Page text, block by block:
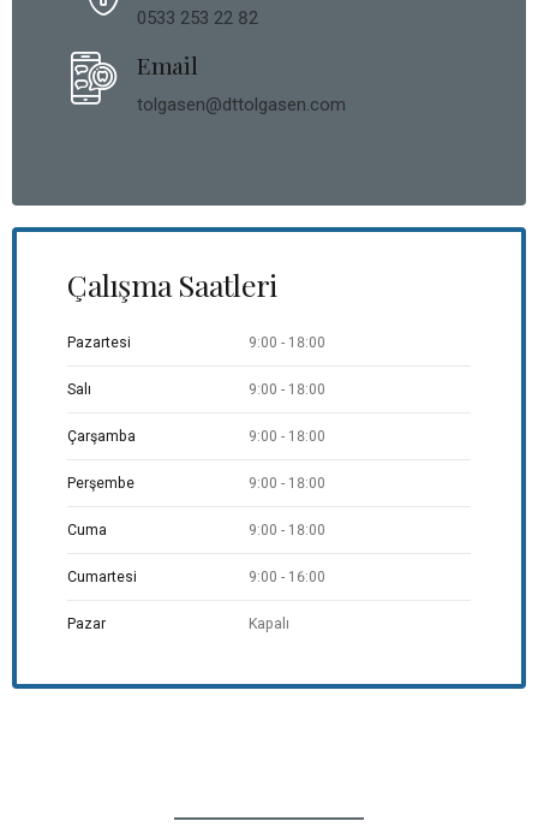
0533 253 22 82
Email
tolgasen@dttolgasen.com
Çalışma Saatleri
Pazartesi 9:00 - 18:00
Salı 9:00 - 18:00
Çarşamba 9:00 - 18:00
Perşembe 9:00 - 18:00
Cuma 9:00 - 18:00
Cumartesi 9:00 - 16:00
Pazar Kapalı